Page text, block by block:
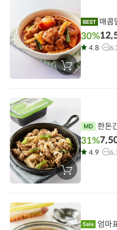
기
장
바
기
매콤
30%
4.8
장
바
담
기
한돈
31%
4.9
엄마